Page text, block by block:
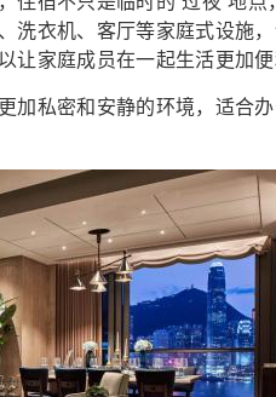
洗衣机、客厅等家庭式设施
让家庭成员在一起生活更加便
加私密和安静的环境，适合